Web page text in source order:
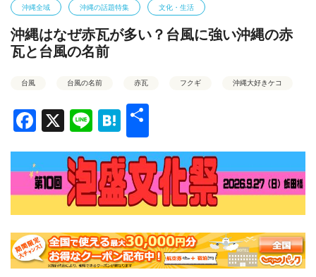
沖縄全域 沖縄の話題特集 文化・生活
沖縄はなぜ赤瓦が多い？台風に強い沖縄の赤
瓦と台風の名前
台風 台風の名前 赤瓦 フクギ 沖縄大好きケコ
Facebook
X LineHatena